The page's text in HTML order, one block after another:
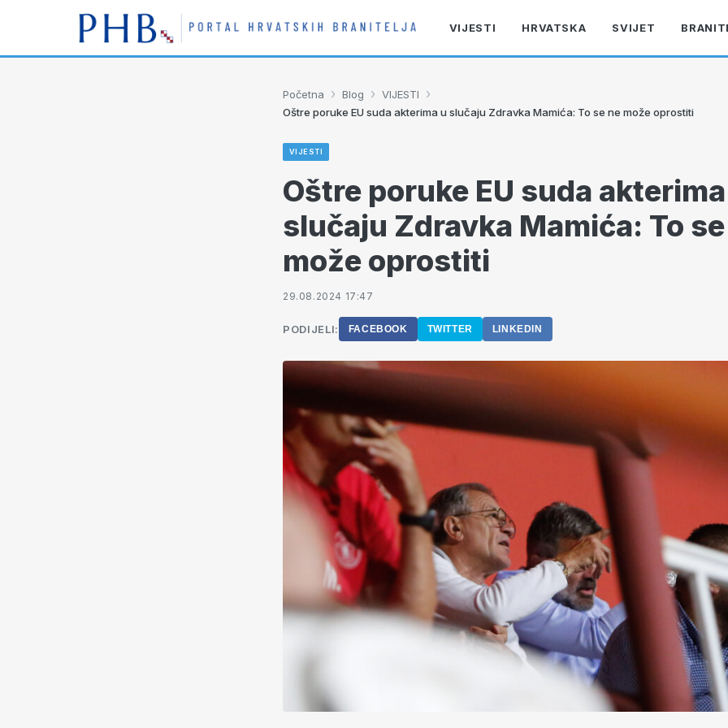
VIJESTI HRVATSKA SVIJET
Početna › Blog › VIJESTI ›
Oštre poruke EU suda akterima u slučaju Zdravka Mamića: To se ne može oprostiti
VIJESTI
Oštre poruke EU suda
slučaju Zdravka Mamića: To
može oprostiti
29.08.2024 17:47
PODIJELI: FACEBOOK TWITTER LINKEDIN